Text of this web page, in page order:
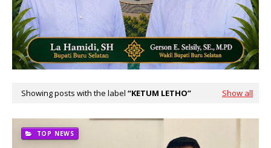
Showing posts with the label KETUM LETHO Show all
TOP NEWS